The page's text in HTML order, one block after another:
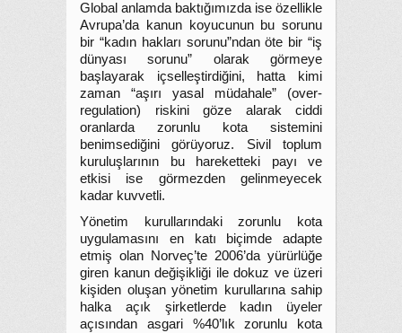
Global anlamda baktığımızda ise özellikle
Avrupa’da kanun koyucunun bu sorunu
bir “kadın hakları sorunu”ndan öte bir “iş
dünyası sorunu” olarak görmeye
başlayarak içselleştirdiğini, hatta kimi
zaman “aşırı yasal müdahale” (over-
regulation) riskini göze alarak ciddi
oranlarda zorunlu kota sistemini
benimsediğini görüyoruz. Sivil toplum
kuruluşlarının bu hareketteki payı ve
etkisi ise görmezden gelinmeyecek
kadar kuvvetli.
Yönetim kurullarındaki zorunlu kota
uygulamasını en katı biçimde adapte
etmiş olan Norveç’te 2006’da yürürlüğe
giren kanun değişikliği ile dokuz ve üzeri
kişiden oluşan yönetim kurullarına sahip
halka açık şirketlerde kadın üyeler
açısından asgari %40’lık zorunlu kota